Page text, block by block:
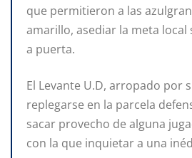
que permitieron a las
amarillo, asediar la meta local
a puerta.
El Levante U.D, arropado por
replegarse en la parcela
sacar provecho de alguna
con la que inquietar a una